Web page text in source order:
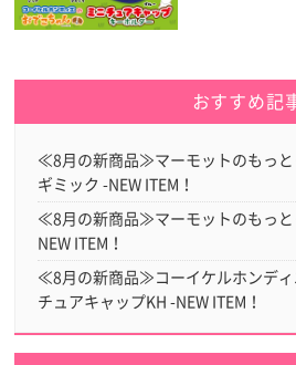
おすすめ記
≪8月の新商品≫マーモットのもっと
ギミック -NEW ITEM！
≪8月の新商品≫マーモットのもっと
NEW ITEM！
≪8月の新商品≫コーイケルホンディ
チュアキャップKH -NEW ITEM！